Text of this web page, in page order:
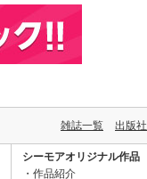
雑誌一覧 出版
シーモアオリジナル作品
作品紹介